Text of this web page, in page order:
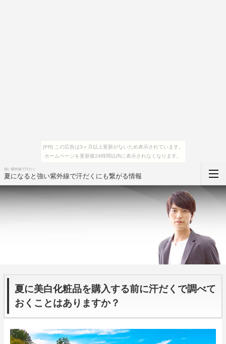
[PR] この広告は3ヶ月以上更新がないため表示されています。
ホームページを更新後24時間以内に表示されなくなります。
強い紫外線で汗だく
夏になると強い紫外線で汗だくにも繋がる情報
夏に美白化粧品を購入する前に汗だくで調べて
おくことはありますか？